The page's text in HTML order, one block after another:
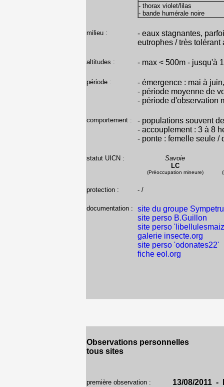
- thorax violet/lilas
- bande humérale noire
milieu :
- eaux stagnantes,
eutrophes / très tolérant
altitudes : - max < 500m - jusqu'à
période :
- émergence : mai à
- période moyenne de
- période d'observation
comportement :
- populations souvent
- accouplement : 3 à 8
- ponte : femelle seule /
statut UICN :
Savoie
LC
(Préoccupation mineure)
protection : - /
documentation :
site du groupe
site perso B.Guillon
site perso
galerie insecte.org
site perso 'odonates22'
fiche eol.org
Observations personnelles
tous sites
première observation : 13/08/2011 -